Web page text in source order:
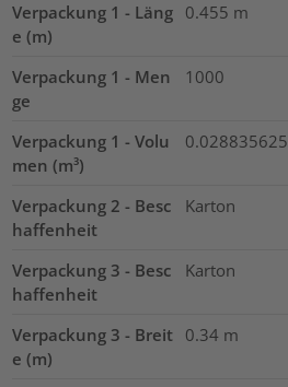
Verpackung 1 - Läng
e (m)
0.455 m
Verpackung 1 - Men
ge
1000
Verpackung 1 - Volu
men (m³)
0.028835625
Verpackung 2 - Besc
haffenheit
Karton
Verpackung 3 - Besc
haffenheit
Karton
Verpackung 3 - Breit
e (m)
0.34 m